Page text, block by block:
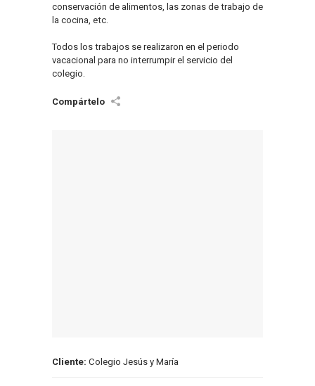
conservación de alimentos, las zonas de trabajo de
la cocina, etc.
Todos los trabajos se realizaron en el periodo
vacacional para no interrumpir el servicio del
colegio.
Cliente: Colegio Jesús y María